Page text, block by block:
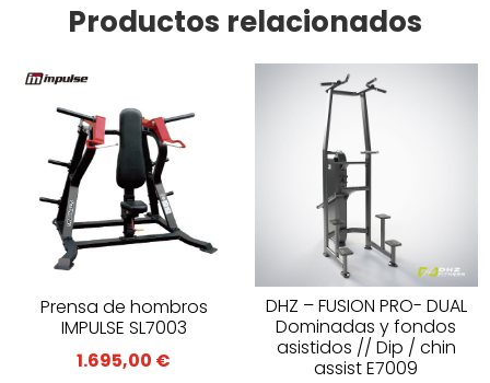
Productos relacionados
Prensa de hombros
IMPULSE SL7003
1.695,00 €
DHZ – FUSION PRO- DUAL
Dominadas y fondos
asistidos // Dip / chin
assist E7009